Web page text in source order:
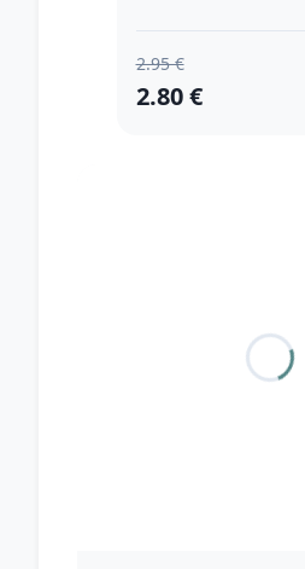
2.95 €
2.80 €